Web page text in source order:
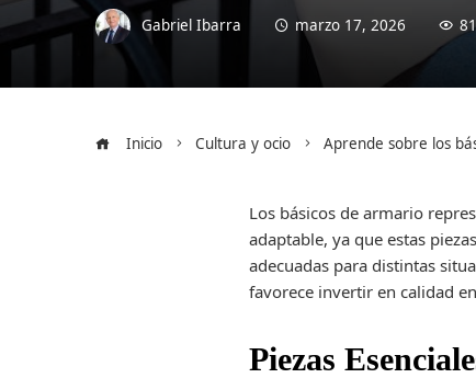
Gabriel Ibarra marzo 17, 2026 81
Inicio Cultura y ocio Aprende sobre los
Los básicos de armario
adaptable, ya que estas
adecuadas para distintas
favorece invertir en calidad
Piezas